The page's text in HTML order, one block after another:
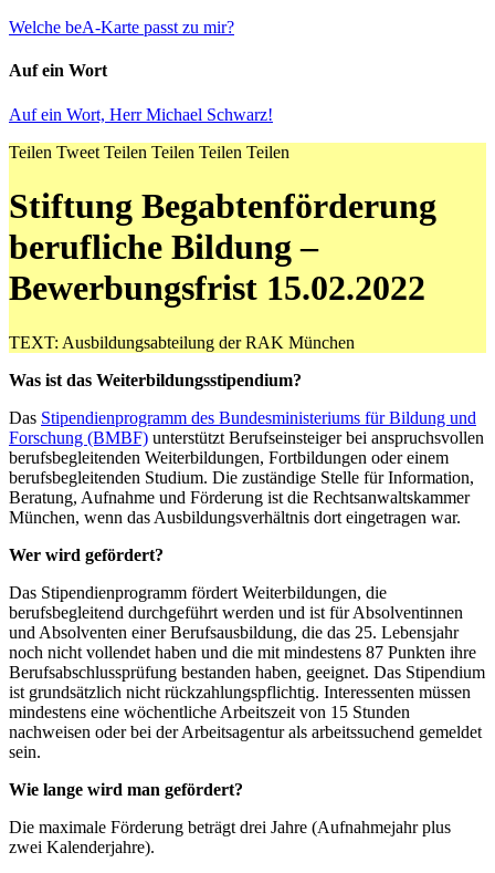
Welche beA-Karte passt zu mir?
Auf ein Wort
Auf ein Wort, Herr Michael Schwarz!
Teilen Tweet Teilen Teilen Teilen Teilen
Stiftung Begabtenförderung
berufliche Bildung –
Bewerbungsfrist 15.02.2022
TEXT: Ausbildungsabteilung der RAK München
Was ist das Weiterbildungsstipendium?
Das Stipendienprogramm des Bundesministeriums für Bildung und
Forschung (BMBF) unterstützt Berufseinsteiger bei anspruchsvollen
berufsbegleitenden Weiterbildungen, Fortbildungen oder einem
berufsbegleitenden Studium. Die zuständige Stelle für Information,
Beratung, Aufnahme und Förderung ist die Rechtsanwaltskammer
München, wenn das Ausbildungsverhältnis dort eingetragen war.
Wer wird gefördert?
Das Stipendienprogramm fördert Weiterbildungen, die
berufsbegleitend durchgeführt werden und ist für Absolventinnen
und Absolventen einer Berufsausbildung, die das 25. Lebensjahr
noch nicht vollendet haben und die mit mindestens 87 Punkten ihre
Berufsabschlussprüfung bestanden haben, geeignet. Das Stipendium
ist grundsätzlich nicht rückzahlungspflichtig. Interessenten müssen
mindestens eine wöchentliche Arbeitszeit von 15 Stunden
nachweisen oder bei der Arbeitsagentur als arbeitssuchend gemeldet
sein.
Wie lange wird man gefördert?
Die maximale Förderung beträgt drei Jahre (Aufnahmejahr plus
zwei Kalenderjahre).